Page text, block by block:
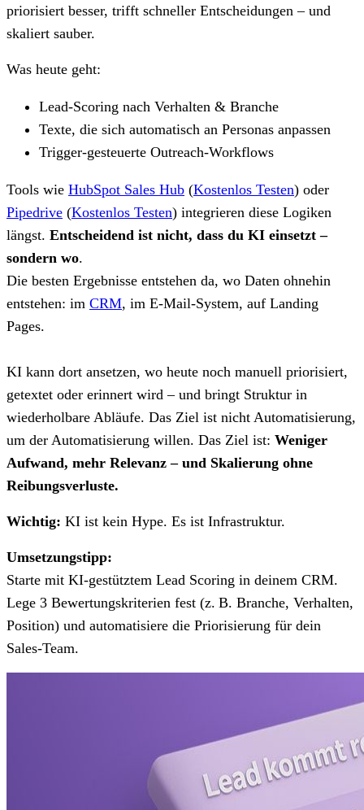
priorisiert besser, trifft schneller Entscheidungen – und
skaliert sauber.
Was heute geht:
Lead-Scoring nach Verhalten & Branche
Texte, die sich automatisch an Personas anpassen
Trigger-gesteuerte Outreach-Workflows
Tools wie HubSpot Sales Hub (Kostenlos Testen) oder
Pipedrive (Kostenlos Testen) integrieren diese Logiken
längst. Entscheidend ist nicht, dass du KI einsetzt –
sondern wo.
Die besten Ergebnisse entstehen da, wo Daten ohnehin
entstehen: im CRM, im E-Mail-System, auf Landing
Pages.
KI kann dort ansetzen, wo heute noch manuell priorisiert,
getextet oder erinnert wird – und bringt Struktur in
wiederholbare Abläufe. Das Ziel ist nicht Automatisierung,
um der Automatisierung willen. Das Ziel ist: Weniger
Aufwand, mehr Relevanz – und Skalierung ohne
Reibungsverluste.
Wichtig: KI ist kein Hype. Es ist Infrastruktur.
Umsetzungstipp:
Starte mit KI-gestütztem Lead Scoring in deinem CRM.
Lege 3 Bewertungskriterien fest (z. B. Branche, Verhalten,
Position) und automatisiere die Priorisierung für dein
Sales-Team.